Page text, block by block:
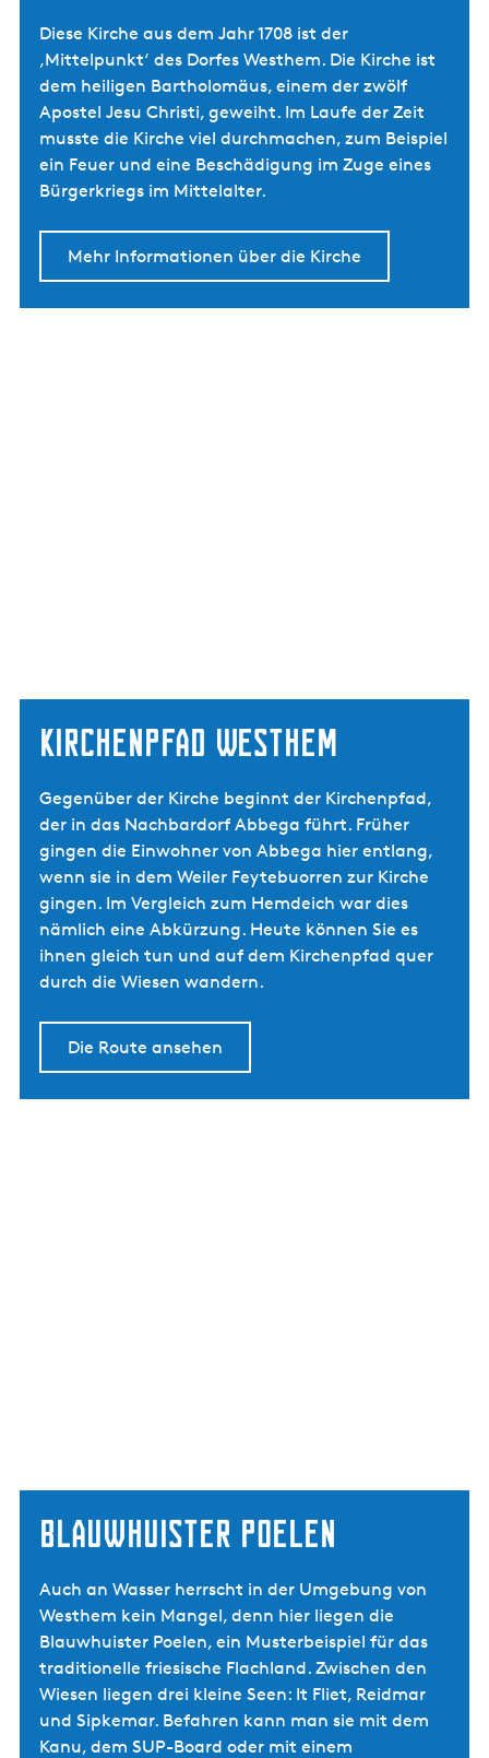
Diese Kirche aus dem Jahr 1708 ist der
‚Mittelpunkt‘ des Dorfes Westhem. Die Kirche ist
dem heiligen Bartholomäus, einem der zwölf
Apostel Jesu Christi, geweiht. Im Laufe der Zeit
musste die Kirche viel durchmachen, zum Beispiel
ein Feuer und eine Beschädigung im Zuge eines
Bürgerkriegs im Mittelalter.
Mehr Informationen über die Kirche
Kirchenpfad Westhem
Gegenüber der Kirche beginnt der Kirchenpfad,
der in das Nachbardorf Abbega führt. Früher
gingen die Einwohner von Abbega hier entlang,
wenn sie in dem Weiler Feytebuorren zur Kirche
gingen. Im Vergleich zum Hemdeich war dies
nämlich eine Abkürzung. Heute können Sie es
ihnen gleich tun und auf dem Kirchenpfad quer
durch die Wiesen wandern.
Die Route ansehen
Blauwhuister Poelen
Auch an Wasser herrscht in der Umgebung von
Westhem kein Mangel, denn hier liegen die
Blauwhuister Poelen, ein Musterbeispiel für das
traditionelle friesische Flachland. Zwischen den
Wiesen liegen drei kleine Seen: It Fliet, Reidmar
und Sipkemar. Befahren kann man sie mit dem
Kanu, dem SUP-Board oder mit einem